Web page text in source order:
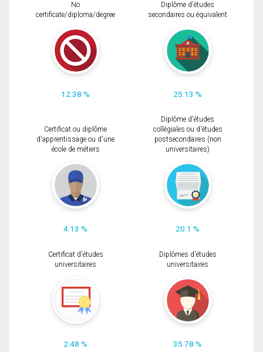
No
certificate/diploma/degree
12.38 %
Diplôme d'études
secondaires ou équivalent
25.13 %
Certificat ou diplôme
d'apprentissage ou d'une
école de métiers
4.13 %
Diplôme d'études
collégiales ou d'études
postsecondaires (non
universitaires)
20.1 %
Certificat d'études
universitaires
2.48 %
Diplômes d'études
universitaires
35.78 %